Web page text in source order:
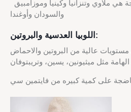
والسودان وأوغندا
اللوبيا العدسية والبروتين:
مستويات عالية من البروتين والاحماض
على كمية كبيره من فايتمين سي